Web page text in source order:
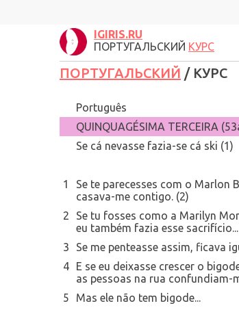
IGIRIS.RU
ПОРТУГАЛЬСКИЙ КУРС
ПОРТУГАЛЬСКИЙ / КУРС
Português
QUINQUAGÉSIMA TERCEIRA
Se cá nevasse fazia-se cá ski (1)
1
Se te parecesses com o Marlon
casava-me contigo. (2)
2
Se tu fosses como a Marilyn
eu também fazia esse sacrifício...
3 Se me penteasse assim, ficava
4
E se eu deixasse crescer o
as pessoas na rua confundiam-
5
Mas ele não tem bigode...